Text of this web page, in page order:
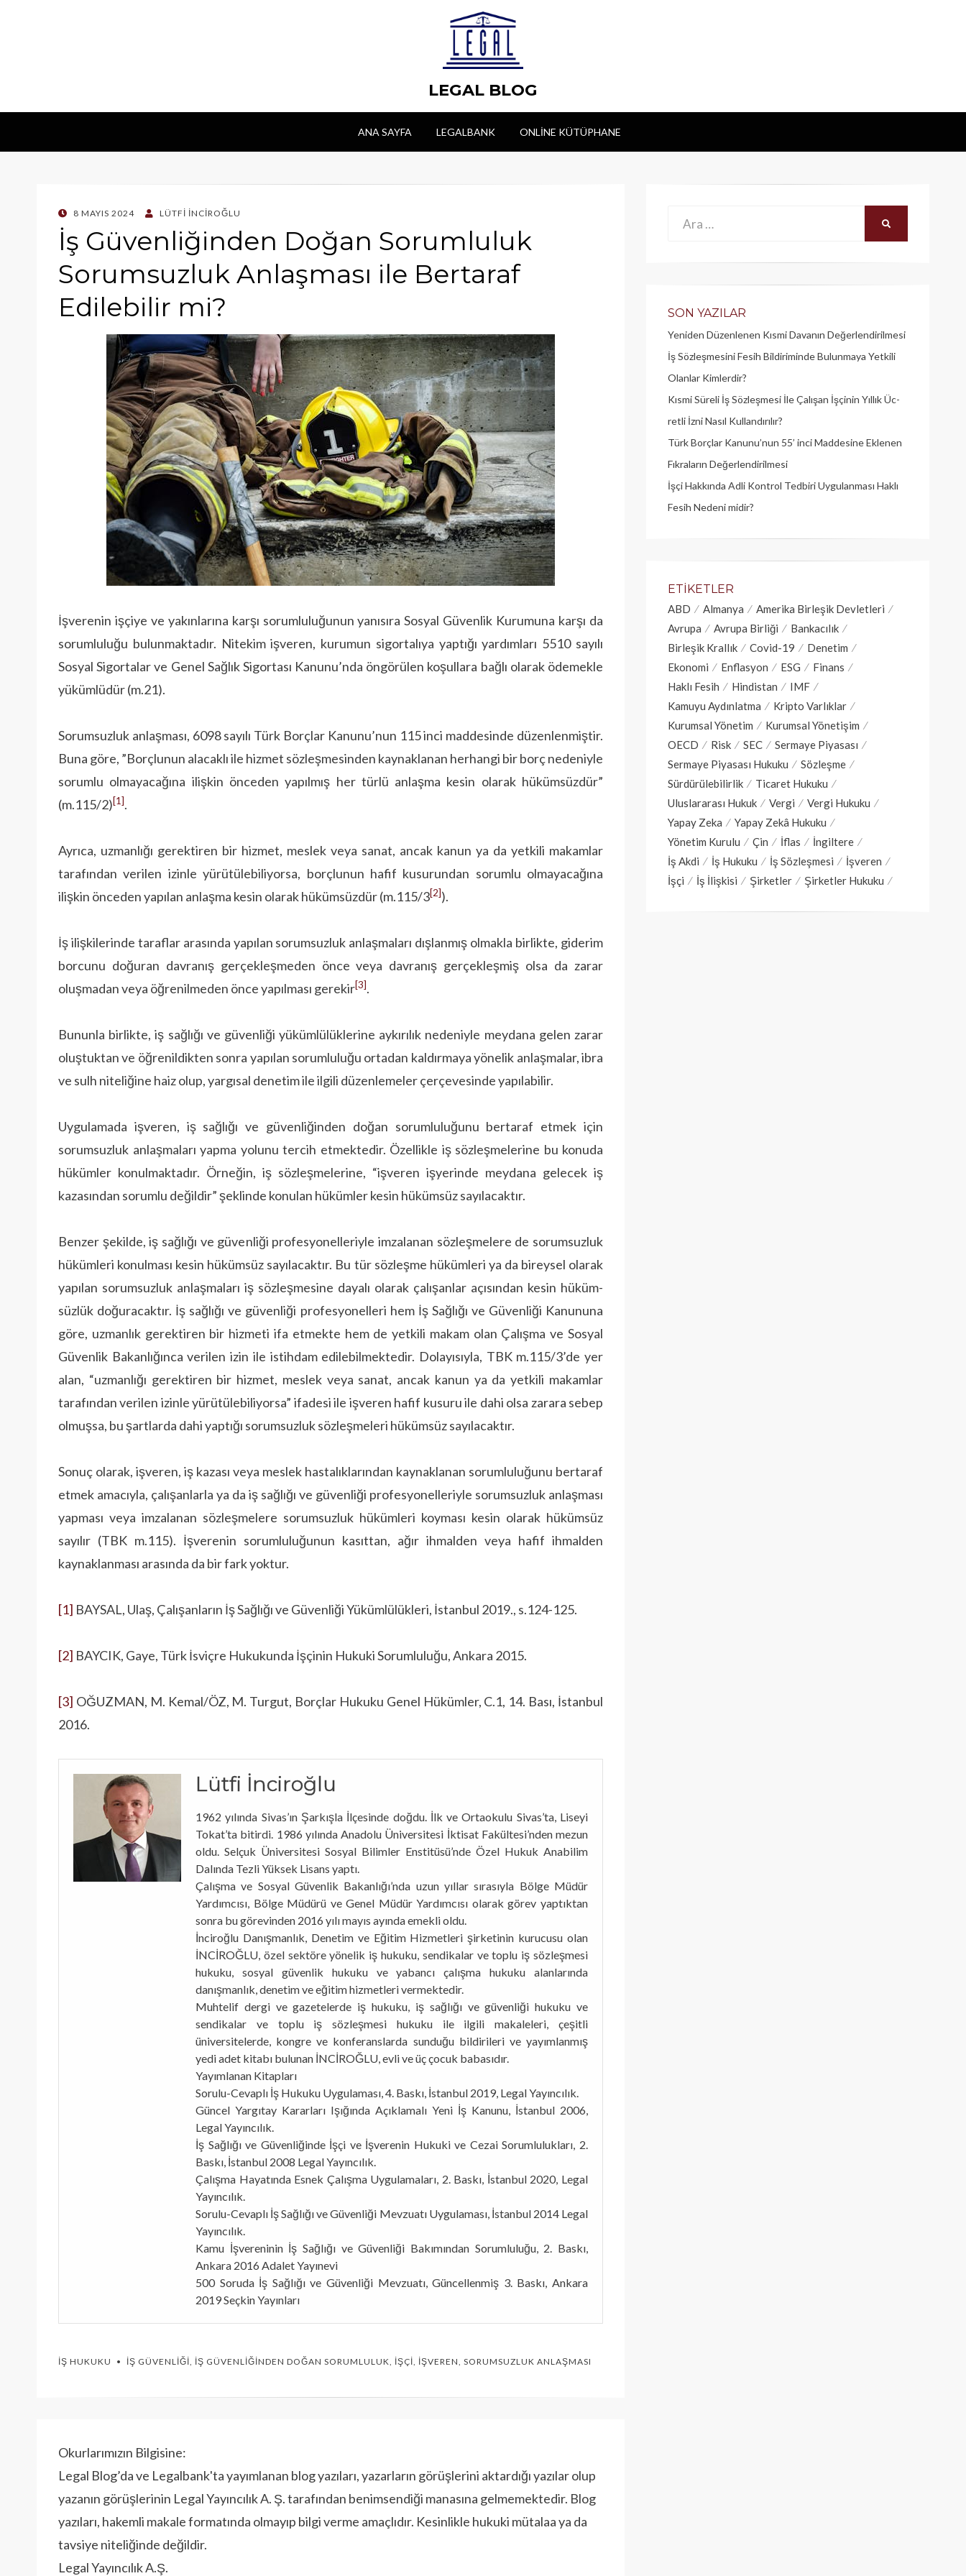
LEGAL BLOG
ANA SAYFA LEGALBANK ONLINE KÜTÜPHANE
POSTED
ON
8 MAYIS 2024 LÜTFI İNCIROĞLU
İş Güvenliğinden Doğan Sorumluluk
Sorumsuzluk Anlaşması ile Bertaraf
Edilebilir mi?
İşverenin işçiye ve yakınlarına karşı sorumluluğunun ya­nısıra Sosyal Güvenlik Kurumuna karşı da
sorumluluğu bulunmaktadır. Ni­tekim işveren, kurumun sigortalıya yaptığı yardımları 5510 sayılı
Sosyal Sigortalar ve Genel Sağlık Sigortası Kanunu’nda öngörülen koşullara bağlı olarak ödemekle
yükümlüdür (m.21).
Sorumsuzluk anlaşması, 6098 sayılı Türk Borçlar Kanunu’nun 115 inci maddesinde düzenlenmiştir.
Buna göre, ”Borçlunun alacaklı ile hizmet söz­leşmesinden kaynaklanan herhangi bir borç nedeniyle
sorumlu olmayacağına ilişkin önceden yapılmış her türlü anlaşma kesin olarak hükümsüzdür”
(m.115/2)[1].
Ayrıca, uzmanlığı gerektiren bir hizmet, meslek veya sanat, ancak ka­nun ya da yetkili makamlar
tarafından verilen izinle yürütülebiliyorsa, borç­lunun hafif kusurundan sorumlu olmayacağına
ilişkin önceden yapılan an­laşma kesin olarak hükümsüzdür (m.115/3[2]).
İş ilişkilerinde taraflar arasında yapılan sorumsuzluk anlaşmaları dış­lanmış olmakla birlikte, giderim
borcunu doğuran davranış gerçekleşmeden önce veya davranış gerçekleşmiş olsa da zarar
oluşmadan veya öğrenilmeden önce yapılması gerekir[3].
Bununla birlikte, iş sağlığı ve güvenliği yükümlülüklerine aykırılık ne­deniyle meydana gelen zarar
oluştuktan ve öğrenildikten sonra yapılan so­rumluluğu ortadan kaldırmaya yönelik anlaşmalar, ibra
ve sulh niteliğine haiz olup, yargısal denetim ile ilgili düzenlemeler çerçevesinde yapılabilir.
Uygulamada işveren, iş sağlığı ve güvenliğinden doğan sorumluluğunu bertaraf etmek için
sorumsuzluk anlaşmaları yapma yolunu tercih etmektedir. Özellikle iş sözleşmelerine bu konuda
hükümler konulmaktadır. Örneğin, iş sözleşmelerine, “işveren işyerinde meydana gelecek iş
kazasından sorumlu değildir” şeklinde konulan hükümler kesin hükümsüz sayılacaktır.
Benzer şekilde, iş sağlığı ve güvenliği profesyonelleriyle imzalanan sözleşmelere de sorumsuzluk
hükümleri konulması kesin hükümsüz sayıla­caktır. Bu tür sözleşme hükümleri ya da bireysel olarak
yapılan sorumsuzluk anlaşmaları iş sözleşmesine dayalı olarak çalışanlar açısından kesin hüküm­
süzlük doğuracaktır. İş sağlığı ve güvenliği profesyonelleri hem İş Sağlığı ve Güvenliği Kanununa
göre, uzmanlık gerektiren bir hizmeti ifa etmekte hem de yetkili makam olan Çalışma ve Sosyal
Güvenlik Bakanlığınca verilen izin ile istihdam edilebilmektedir. Dolayısıyla, TBK m.115/3’de yer
alan, “uz­manlığı gerektiren bir hizmet, meslek veya sanat, ancak kanun ya da yetkili makamlar
tarafından verilen izinle yürütülebiliyorsa” ifadesi ile işveren hafif kusuru ile dahi olsa zarara sebep
olmuşsa, bu şartlarda dahi yaptığı sorum­suzluk sözleşmeleri hükümsüz sayılacaktır.
Sonuç olarak, işveren, iş kazası veya meslek hastalıklarından kaynak­lanan sorumluluğunu bertaraf
etmek amacıyla, çalışanlarla ya da iş sağlığı ve güvenliği profesyonelleriyle sorumsuzluk anlaşması
yapması veya imzalanan sözleşmelere sorumsuzluk hükümleri koyması kesin olarak hükümsüz
sayılır (TBK m.115). İşverenin sorumluluğunun kasıttan, ağır ihmalden veya hafif ihmalden
kaynaklanması arasında da bir fark yoktur.
[1] BAYSAL, Ulaş, Çalışanların İş Sağlığı ve Güvenliği Yükümlülükleri, İstanbul 2019., s.124-125.
[2] BAYCIK, Gaye, Türk İsviçre Hukukunda İşçinin Hukuki Sorumluluğu, Ankara 2015.
[3] OĞUZMAN, M. Kemal/ÖZ, M. Turgut, Borçlar Hukuku Genel Hükümler, C.1, 14. Bası, İstanbul
2016.
Lütfi İnciroğlu
1962 yılında Sivas’ın Şarkışla İlçesinde doğdu. İlk ve Ortaokulu Sivas’ta, Liseyi
Tokat’ta bitirdi. 1986 yılında Anadolu Üniversitesi İktisat Fakültesi’nden mezun
oldu. Selçuk Üniversitesi Sosyal Bilimler Enstitüsü’nde Özel Hukuk Anabilim
Dalında Tezli Yüksek Lisans yaptı.
Çalışma ve Sosyal Güvenlik Bakanlığı’nda uzun yıllar sırasıyla Bölge Müdür
Yardımcısı, Bölge Müdürü ve Genel Müdür Yardımcısı olarak görev yaptıktan
sonra bu görevinden 2016 yılı mayıs ayında emekli oldu.
İnciroğlu Danışmanlık, Denetim ve Eğitim Hizmetleri şirketinin kurucusu olan
İNCİROĞLU, özel sektöre yönelik iş hukuku, sendikalar ve toplu iş sözleşmesi
hukuku, sosyal güvenlik hukuku ve yabancı çalışma hukuku alanlarında
danışmanlık, denetim ve eğitim hizmetleri vermektedir.
Muhtelif dergi ve gazetelerde iş hukuku, iş sağlığı ve güvenliği hukuku ve
sendikalar ve toplu iş sözleşmesi hukuku ile ilgili makaleleri, çeşitli
üniversitelerde, kongre ve konferanslarda sunduğu bildirileri ve yayımlanmış
yedi adet kitabı bulunan İNCİROĞLU, evli ve üç çocuk babasıdır.
Yayımlanan Kitapları
Sorulu-Cevaplı İş Hukuku Uygulaması, 4. Baskı, İstanbul 2019, Legal Yayıncılık.
Güncel Yargıtay Kararları Işığında Açıklamalı Yeni İş Kanunu, İstanbul 2006,
Legal Yayıncılık.
İş Sağlığı ve Güvenliğinde İşçi ve İşverenin Hukuki ve Cezai Sorumlulukları, 2.
Baskı, İstanbul 2008 Legal Yayıncılık.
Çalışma Hayatında Esnek Çalışma Uygulamaları, 2. Baskı, İstanbul 2020, Legal
Yayıncılık.
Sorulu-Cevaplı İş Sağlığı ve Güvenliği Mevzuatı Uygulaması, İstanbul 2014 Legal
Yayıncılık.
Kamu İşvereninin İş Sağlığı ve Güvenliği Bakımından Sorumluluğu, 2. Baskı,
Ankara 2016 Adalet Yayınevi
500 Soruda İş Sağlığı ve Güvenliği Mevzuatı, Güncellenmiş 3. Baskı, Ankara
2019 Seçkin Yayınları
İŞ HUKUKU İŞ GÜVENLIĞI, İŞ GÜVENLIĞINDEN DOĞAN SORUMLULUK, İŞÇI, İŞVEREN, SORUMSUZLUK ANLAŞMASI
Okurlarımızın Bilgisine:
Legal Blog’da ve Legalbank'ta yayımlanan blog yazıları, yazarların görüşlerini aktardığı yazılar olup
yazanın görüşlerinin Legal Yayıncılık A. Ş. tarafından benimsendiği manasına gelmemektedir. Blog
yazıları, hakemli makale formatında olmayıp bilgi verme amaçlıdır. Kesinlikle hukuki mütalaa ya da
tavsiye niteliğinde değildir.
Legal Yayıncılık A.Ş.
Ara:
SON YAZILAR
Yeniden Düzenlenen Kısmi Davanın Değerlendirilmesi
İş Sözleşmesini Fesih Bildiriminde Bulunmaya Yetkili
Olanlar Kimlerdir?
Kısmi Süreli İş Sözleşmesi İle Çalışan İşçinin Yıllık Üc­
retli İzni Nasıl Kullandırılır?
Türk Borçlar Kanunu’nun 55’ inci Maddesine Eklenen
Fıkraların Değerlendirilmesi
İşçi Hakkında Adli Kontrol Tedbiri Uygulanması Haklı
Fesih Nedeni midir?
ETIKETLER
ABD Almanya
Amerika Birleşik Devletleri
Avrupa
Avrupa Birliği
Bankacılık
Birleşik Krallık
Covid-19
Denetim
Ekonomi
Enflasyon ESG
Finans
Haklı Fesih
Hindistan
IMF
Kamuyu Aydınlatma
Kripto Varlıklar
Kurumsal Yönetim
Kurumsal Yönetişim
OECD
Risk SEC
Sermaye Piyasası
Sermaye Piyasası Hukuku
Sözleşme
Sürdürülebilirlik
Ticaret Hukuku
Uluslararası Hukuk
Vergi
Vergi Hukuku
Yapay Zeka
Yapay Zekâ Hukuku
Yönetim Kurulu
Çin İflas
İngiltere
İş Akdi
İş Hukuku İş Sözleşmesi
İşveren
İşçi
İş İlişkisi Şirketler Şirketler Hukuku